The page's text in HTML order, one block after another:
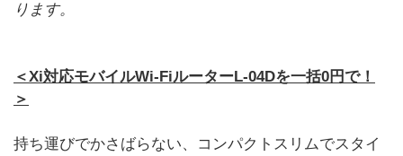
ります。
＜Xi対応モバイルWi-FiルーターL-04Dを一括0円で！
＞
持ち運びでかさばらない、コンパクトスリムでスタイ